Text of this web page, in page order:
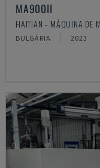
MA900ІІ
HAITIAN - MÁQUINA DE
BULGÁRIA 2023